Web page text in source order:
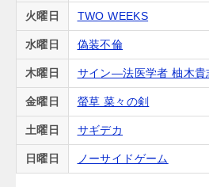
火曜日 TWO WEEKS
水曜日 偽装不倫
木曜日 サイン―法医学者 柚木
金曜日 螢草 菜々の剣
土曜日 サギデカ
日曜日 ノーサイドゲーム